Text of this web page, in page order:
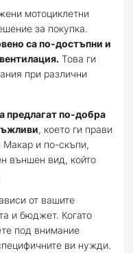
мотоциклетни
за покупка.
са по-достъпни и
Това ги
при различни
предлагат по-добра
, което ги прави
Макар и по-скъпи,
външен вид, който
от вашите
и бюджет. Когато
под внимание
ви нужди.